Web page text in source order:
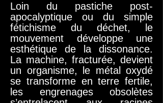
Loin du pastiche post-
apocalyptique ou du simple
fétichisme du déchet, le
mouvement développe une
esthétique de la dissonance.
La machine, fracturée, devient
un organisme, le métal oxydé
se transforme en terre fertile,
les engrenages obsolètes